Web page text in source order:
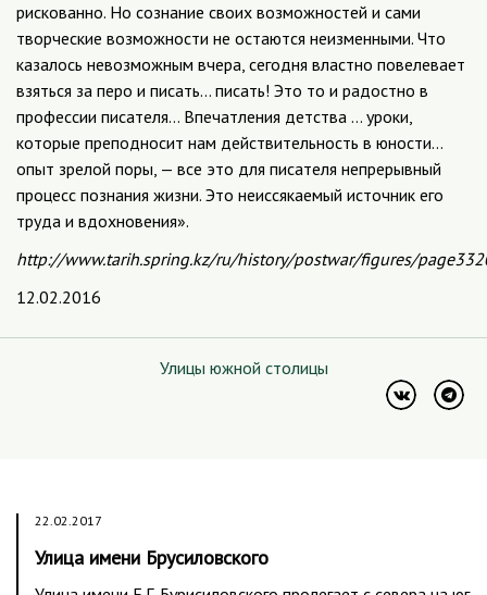
рискованно. Но сознание своих возможностей и сами
творческие возможности не остаются неизменными. Что
казалось невозможным вчера, сегодня властно повелевает
взяться за перо и писать… писать! Это то и радостно в
профессии писателя… Впечатления детства … уроки,
которые преподносит нам действительность в юности…
опыт зрелой поры, — все это для писателя непрерывный
процесс познания жизни. Это неиссякаемый источник его
труда и вдохновения».
http://www.tarih.spring.kz/ru/history/postwar/figures/
12.02.2016
Улицы южной столицы
22.02.2017
Улица имени Брусиловского